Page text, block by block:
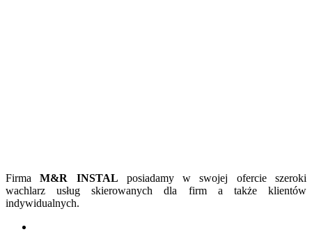
FirmaM&R INSTAL posiadamy w swojej ofercie szeroki
wachlarz usług skierowanych dla firm a także klientów
indywidualnych.